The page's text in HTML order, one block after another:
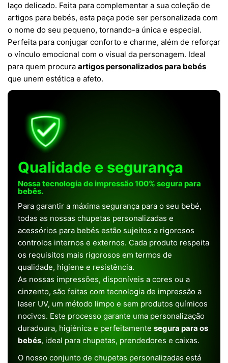
laço delicado. Feita para complementar a sua coleção de
artigos para bebés, esta peça pode ser personalizada com
o nome do seu pequeno, tornando-a única e especial.
Perfeita para conjugar conforto e charme, além de reforçar
o vínculo emocional com o visual da personagem. Ideal
para quem procura artigos personalizados para bebés
que unem estética e afeto.
Qualidade e segurança
Nossa tecnologia de impressão 100% segura para
bebês.
Para garantir a máxima segurança para o seu bebé,
todas as nossas chupetas personalizadas e
acessórios para bebés estão sujeitos a rigorosos
controlos internos e externos. Cada produto respeita
os requisitos mais rigorosos em termos de
qualidade, higiene e resistência.
As nossas impressões, disponíveis a cores ou a
cinzento, são feitas com tecnologia de impressão a
laser UV, um método limpo e sem produtos químicos
nocivos. Este processo garante uma personalização
duradoura, higiénica e perfeitamente segura para os
bebés, ideal para chupetas, prendedores e caixas.
O nosso conjunto de chupetas personalizadas está